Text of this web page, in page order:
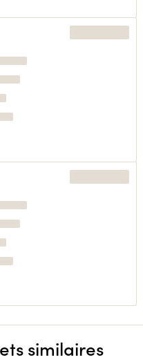
similaires